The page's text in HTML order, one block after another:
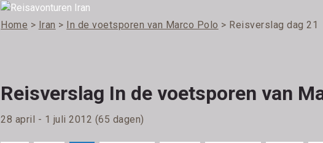
Home > Iran > In de voetsporen van Marco Polo > Reisverslag dag 21
Reisverslag In de voetsporen van
28 april - 1 juli 2012 (65 dagen)